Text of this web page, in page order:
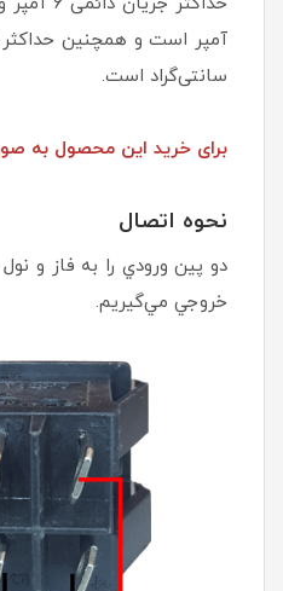
سانتی‌گراد است.
برای خرید این محصول به
نحوه اتصال
دو پين ورودي را به فاز و
خروجي مي‌گيريم.